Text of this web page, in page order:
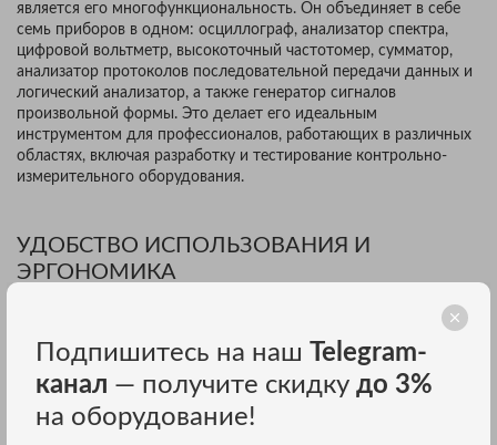
является его многофункциональность. Он объединяет в себе
семь приборов в одном: осциллограф, анализатор спектра,
цифровой вольтметр, высокоточный частотомер, сумматор,
анализатор протоколов последовательной передачи данных и
логический анализатор, а также генератор сигналов
произвольной формы. Это делает его идеальным
инструментом для профессионалов, работающих в различных
областях, включая разработку и тестирование контрольно-
измерительного оборудования.
УДОБСТВО ИСПОЛЬЗОВАНИЯ И
ЭРГОНОМИКА
дисплеем с разрешением 1280*800 точек, что обеспечивает
отличную видимость и удобство работы.
Многофункциональная ручка Flex позволяет легко управлять
настройками прибора, а фотоэлектрические энкодеры
значительно продлевают срок службы устройства.
Подпишитесь на наш Telegram-
канал — получите скидку до 3%
на оборудование!